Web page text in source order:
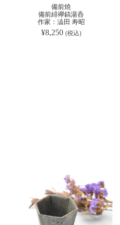
備前焼
備前緋襷鎬湯呑
作家：澁田 寿昭
¥8,250 (税込)